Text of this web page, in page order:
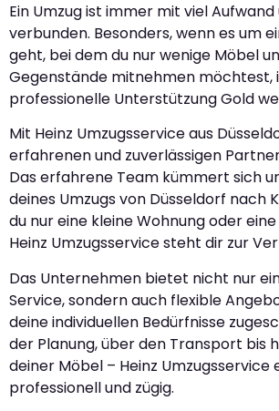
Ein Umzug ist immer mit viel Aufwand
verbunden. Besonders, wenn es um
geht, bei dem du nur wenige Möbel
Gegenstände mitnehmen möchtest,
professionelle Unterstützung Gold
Mit Heinz Umzugsservice aus
erfahrenen und zuverlässigen
Das erfahrene Team kümmert sich
deines Umzugs von Düsseldorf nach
du nur eine kleine Wohnung oder
Heinz Umzugsservice steht dir zur
Das Unternehmen bietet nicht nur
Service, sondern auch flexible
deine individuellen Bedürfnisse
der Planung, über den Transport bis
deiner Möbel – Heinz Umzugsservice
professionell und zügig.